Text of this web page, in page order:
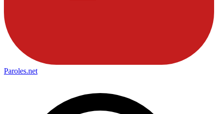
Paroles.net